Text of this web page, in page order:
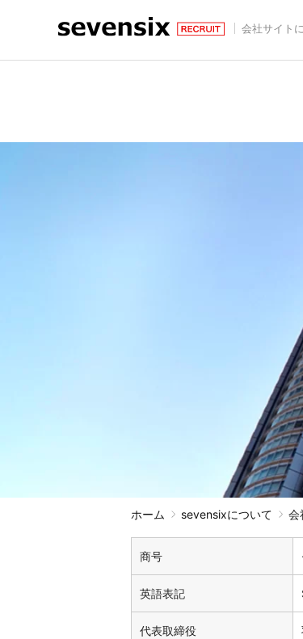
会社サイト
ホーム sevensixについて 会
商号
英語表記
代表取締役